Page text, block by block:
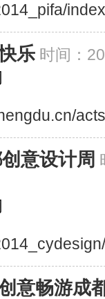
乐 时间：
意设计周
意畅游成